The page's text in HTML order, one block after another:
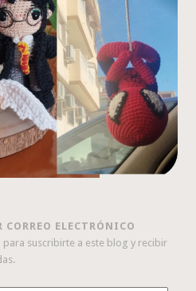
CORREO ELECTRÓNICO
suscribirte a este blog y recibir